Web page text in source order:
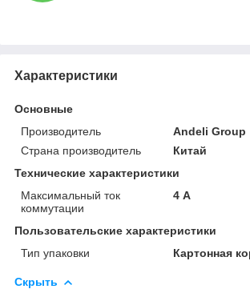
Характеристики
Основные
Производитель
Andeli Group
Страна производитель
Китай
Технические характеристики
Максимальный ток
коммутации
4 А
Пользовательские характеристики
Тип упаковки
Картонная
Скрыть